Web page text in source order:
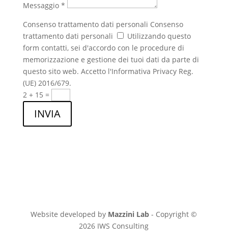
Messaggio *
Consenso trattamento dati personali Consenso
trattamento dati personali
Utilizzando questo
form contatti, sei d'accordo con le procedure di
memorizzazione e gestione dei tuoi dati da parte di
questo sito web. Accetto l'Informativa Privacy Reg.
(UE) 2016/679.
2 + 15 =
INVIA
Website developed by Mazzini Lab - Copyright ©
2026 IWS Consulting